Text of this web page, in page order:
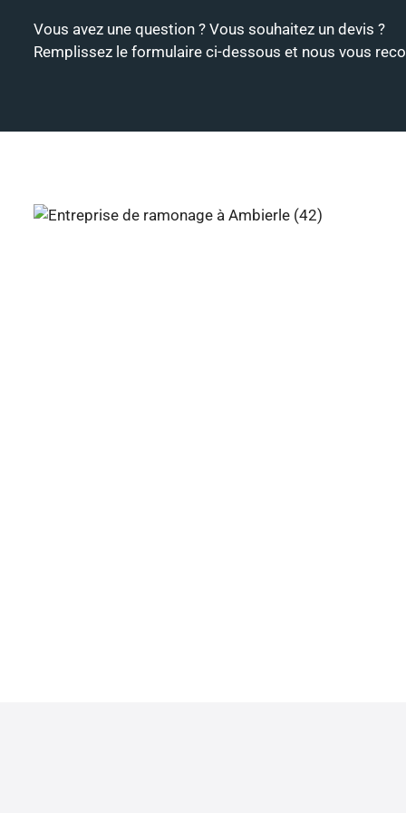
Vous avez une question ? Vous souhaitez un devis ?
Remplissez le formulaire ci-dessous et nous vous